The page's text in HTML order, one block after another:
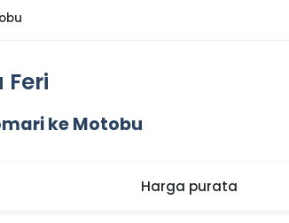
ke Motobu
Harga purata